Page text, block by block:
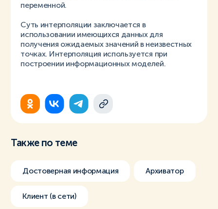
переменной.
Суть интерполяции заключается в
использовании имеющихся данных для
получения ожидаемых значений в неизвестных
точках. Интерполяция используется при
построении информационных моделей.
Также по теме
Достоверная информация Архиватор
Клиент (в сети)